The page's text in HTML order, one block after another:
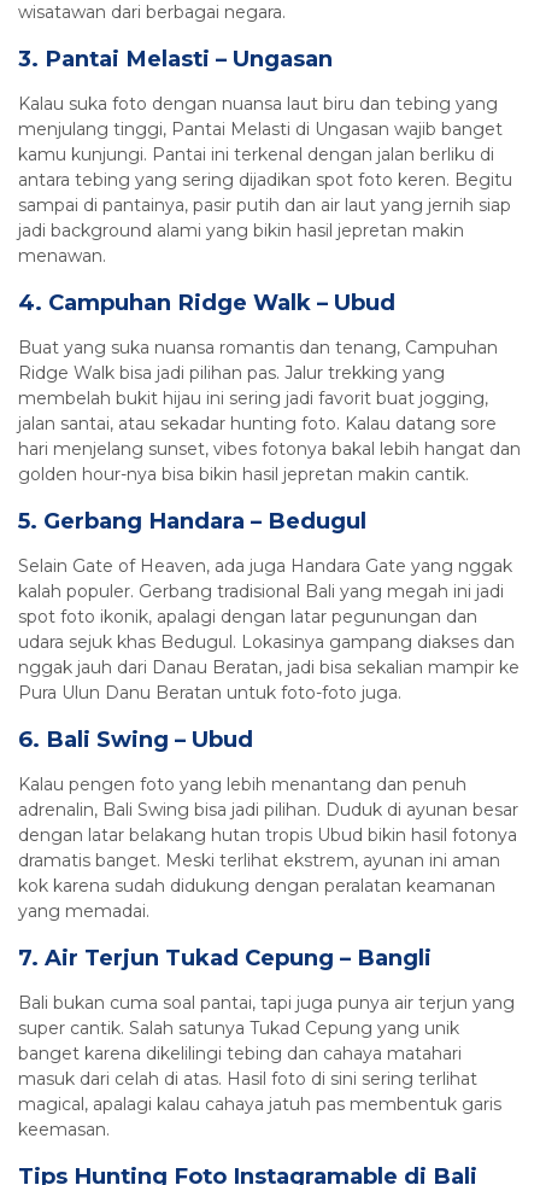
wisatawan dari berbagai negara.
3. Pantai Melasti – Ungasan
Kalau suka foto dengan nuansa laut biru dan tebing yang
menjulang tinggi, Pantai Melasti di Ungasan wajib banget
kamu kunjungi. Pantai ini terkenal dengan jalan berliku di
antara tebing yang sering dijadikan spot foto keren. Begitu
sampai di pantainya, pasir putih dan air laut yang jernih siap
jadi background alami yang bikin hasil jepretan makin
menawan.
4. Campuhan Ridge Walk – Ubud
Buat yang suka nuansa romantis dan tenang, Campuhan
Ridge Walk bisa jadi pilihan pas. Jalur trekking yang
membelah bukit hijau ini sering jadi favorit buat jogging,
jalan santai, atau sekadar hunting foto. Kalau datang sore
hari menjelang sunset, vibes fotonya bakal lebih hangat dan
golden hour-nya bisa bikin hasil jepretan makin cantik.
5. Gerbang Handara – Bedugul
Selain Gate of Heaven, ada juga Handara Gate yang nggak
kalah populer. Gerbang tradisional Bali yang megah ini jadi
spot foto ikonik, apalagi dengan latar pegunungan dan
udara sejuk khas Bedugul. Lokasinya gampang diakses dan
nggak jauh dari Danau Beratan, jadi bisa sekalian mampir ke
Pura Ulun Danu Beratan untuk foto-foto juga.
6. Bali Swing – Ubud
Kalau pengen foto yang lebih menantang dan penuh
adrenalin, Bali Swing bisa jadi pilihan. Duduk di ayunan besar
dengan latar belakang hutan tropis Ubud bikin hasil fotonya
dramatis banget. Meski terlihat ekstrem, ayunan ini aman
kok karena sudah didukung dengan peralatan keamanan
yang memadai.
7. Air Terjun Tukad Cepung – Bangli
Bali bukan cuma soal pantai, tapi juga punya air terjun yang
super cantik. Salah satunya Tukad Cepung yang unik
banget karena dikelilingi tebing dan cahaya matahari
masuk dari celah di atas. Hasil foto di sini sering terlihat
magical, apalagi kalau cahaya jatuh pas membentuk garis
keemasan.
Tips Hunting Foto Instagramable di Bali